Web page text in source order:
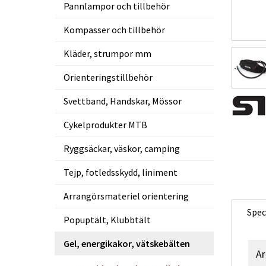
Pannlampor och tillbehör
Kompasser och tillbehör
Kläder, strumpor mm
Orienteringstillbehör
Svettband, Handskar, Mössor
Cykelprodukter MTB
Ryggsäckar, väskor, camping
Tejp, fotledsskydd, liniment
Arrangörsmateriel orientering
Popuptält, Klubbtält
Gel, energikakor, vätskebälten